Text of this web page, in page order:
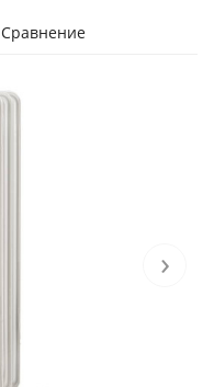
Сравнение
›